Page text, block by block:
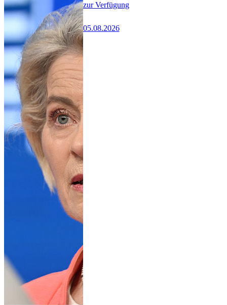
zur Verfügung
05.08.2026